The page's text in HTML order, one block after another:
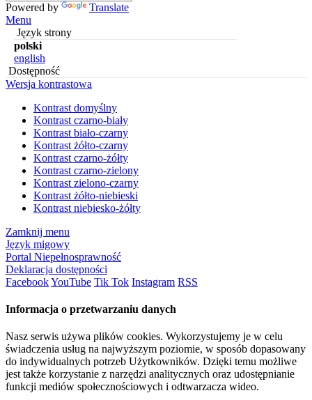
Powered by
Translate
Menu
Język strony
polski
english
Dostępność
Wersja kontrastowa
Kontrast domyślny
Kontrast czarno-biały
Kontrast biało-czarny
Kontrast żółto-czarny
Kontrast czarno-żółty
Kontrast czarno-zielony
Kontrast zielono-czarny
Kontrast żółto-niebieski
Kontrast niebiesko-żółty
Zamknij menu
Język migowy
Portal Niepełnosprawność
Deklaracja dostępności
FacebookYouTube Tik Tok Instagram RSS
Informacja o przetwarzaniu danych
Nasz serwis używa plików cookies. Wykorzystujemy je w celu
świadczenia usług na najwyższym poziomie, w sposób dopasowany
do indywidualnych potrzeb Użytkowników. Dzięki temu możliwe
jest także korzystanie z narzędzi analitycznych oraz udostępnianie
funkcji mediów społecznościowych i odtwarzacza wideo.